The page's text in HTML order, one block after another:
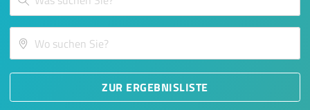
ZUR ERGEBNISLISTE